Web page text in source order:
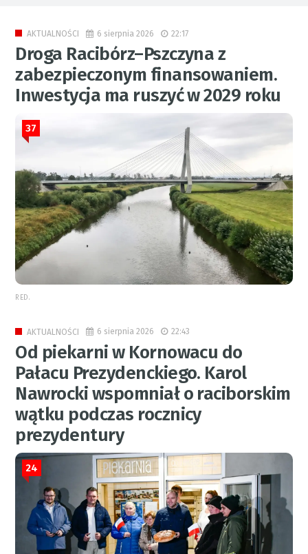
AKTUALNOŚCI 6 sierpnia 2026 22:17
Droga Racibórz–Pszczyna z
zabezpieczonym finansowaniem.
Inwestycja ma ruszyć w 2029 roku
37
RED.
AKTUALNOŚCI 6 sierpnia 2026 22:43
Od piekarni w Kornowacu do
Pałacu Prezydenckiego. Karol
Nawrocki wspomniał o raciborskim
wątku podczas rocznicy
prezydentury
24